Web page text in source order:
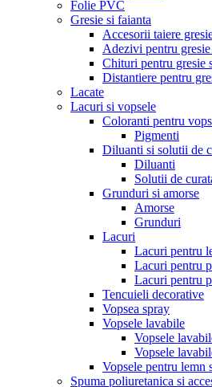
Folie PVC
Gresie si faianta
Accesorii taiere
Adezivi pentru
Chituri pentru gresie
Distantiere pentru
Lacate
Lacuri si vopsele
Coloranti pentru
Pigmenti
Diluanti si solutii de
Diluanti
Solutii de
Grunduri si amorse
Amorse
Grunduri
Lacuri
Lacuri pentru
Lacuri pentru
Lacuri pentru
Tencuieli decorative
Vopsea spray
Vopsele lavabile
Vopsele
Vopsele
Vopsele pentru lemn
Spuma poliuretanica si